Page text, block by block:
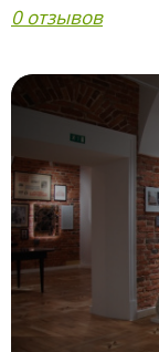
0 отзывов